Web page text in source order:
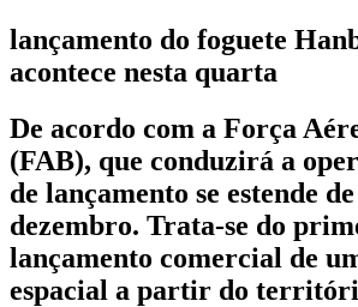
lançamento do foguete
acontece nesta quarta
De acordo com a Força
(FAB), que conduzirá a
de lançamento se estende
dezembro. Trata-se do
lançamento comercial de
espacial a partir do